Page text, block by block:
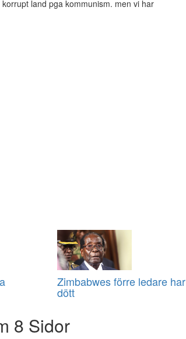
land pga kommunism. men vi har
Zimbabwes förre ledare har
dött
8 Sidor